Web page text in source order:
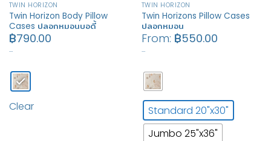
TWIN HORIZON
Twin Horizon Body Pillow
Cases ปลอกหมอนบอดี้
฿790.00
…
Clear
TWIN HORIZON
Twin Horizons Pillow Cases
ปลอกหมอน
From: ฿550.00
…
Standard 20"x30"
Jumbo 25"x36"